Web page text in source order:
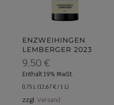
ENZWEIHINGEN
LEMBERGER 2023
9,50 €
Enthält 19% MwSt.
0,75 L (12,67€/ 1 L)
zzgl. Versand